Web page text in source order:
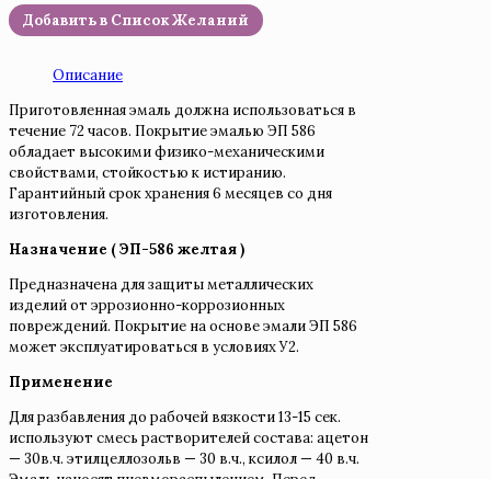
Добавить в Список Желаний
Описание
Приготовленная эмаль должна использоваться в
течение 72 часов. Покрытие эмалью ЭП 586
обладает высокими физико-механическими
свойствами, стойкостью к истиранию.
Гарантийный срок хранения 6 месяцев со дня
изготовления.
Назначение ( ЭП-586 желтая )
Предназначена для защиты металлических
изделий от эррозионно-коррозионных
повреждений. Покрытие на основе эмали ЭП 586
может эксплуатироваться в условиях У2.
Применение
Для разбавления до рабочей вязкости 13-15 сек.
используют смесь растворителей состава: ацетон
— 30в.ч. этилцеллозольв — 30 в.ч., ксилол — 40 в.ч.